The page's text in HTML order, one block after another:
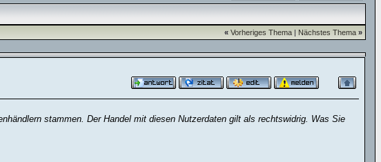
« Vorheriges Thema| Nächstes Thema »
stammen. Der Handel mit diesen Nutzerdaten gilt als rechtswidrig. Was Sie